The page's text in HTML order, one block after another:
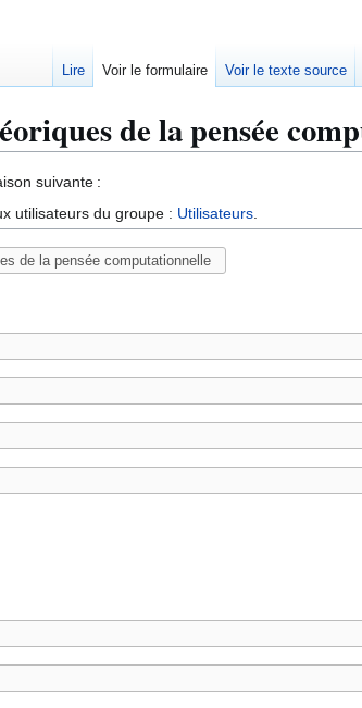
de la pensée
suivante :
utilisateurs du groupe : Utilisateurs.
Lire Voir le formulaire Voir le texte source